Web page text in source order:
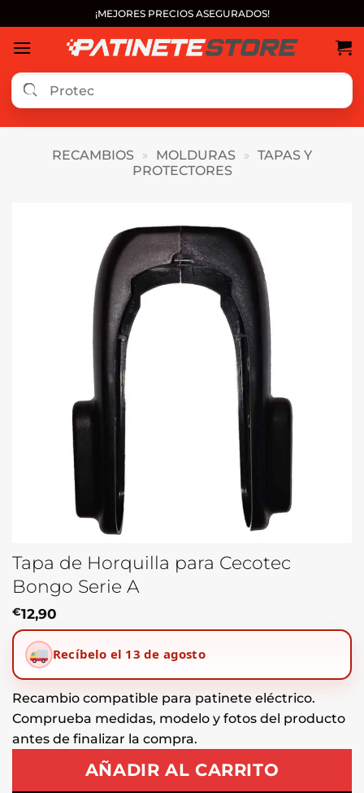
al
contenido
¡MEJORES PRECIOS ASEGURADOS!
RECAMBIOS » MOLDURAS » TAPAS Y
PROTECTORES
Tapa de Horquilla para Cecotec
Bongo Serie A
€12,90
Recíbelo el 13 de agosto
Recambio compatible para patinete eléctrico.
Comprueba medidas, modelo y fotos del producto
antes de finalizar la compra.
AÑADIR AL CARRITO